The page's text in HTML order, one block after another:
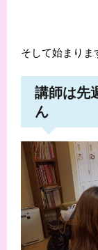
そして始まりま
講師は先
ん